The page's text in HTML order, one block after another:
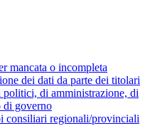
mancata o incompleta
dei dati da parte dei titolari
di amministrazione, di
di governo
consiliari regionali/provinciali